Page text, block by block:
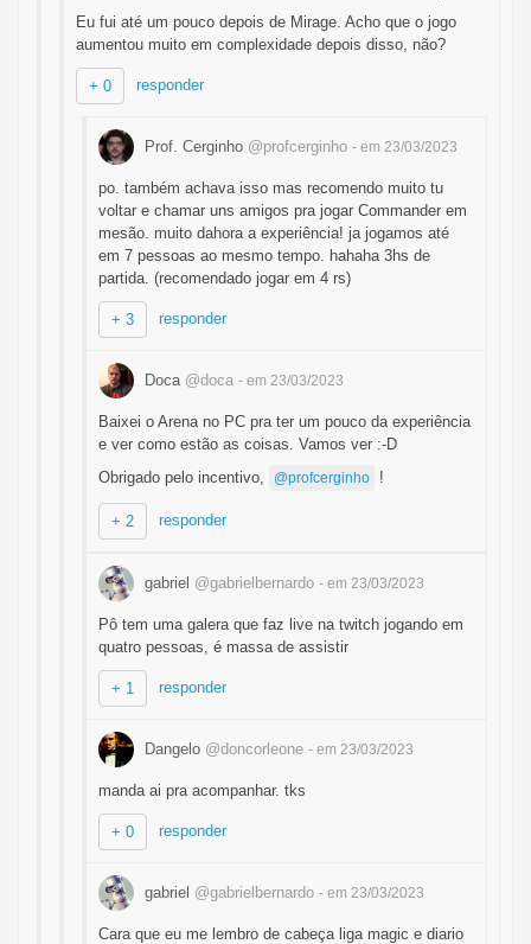
Eu fui até um pouco depois de Mirage. Acho que o jogo
aumentou muito em complexidade depois disso, não?
+ 0 responder
Prof. Cerginho @profcerginho - em 23/03/2023
po. também achava isso mas recomendo muito tu
voltar e chamar uns amigos pra jogar Commander em
mesão. muito dahora a experiência! ja jogamos até
em 7 pessoas ao mesmo tempo. hahaha 3hs de
partida. (recomendado jogar em 4 rs)
+ 3 responder
Doca @doca - em 23/03/2023
Baixei o Arena no PC pra ter um pouco da experiência
e ver como estão as coisas. Vamos ver :-D
Obrigado pelo incentivo,
@profcerginho !
+ 2 responder
gabriel @gabrielbernardo - em 23/03/2023
Pô tem uma galera que faz live na twitch jogando em
quatro pessoas, é massa de assistir
+ 1 responder
Dangelo @doncorleone - em 23/03/2023
manda ai pra acompanhar. tks
+ 0 responder
gabriel @gabrielbernardo - em 23/03/2023
Cara que eu me lembro de cabeça liga magic e diario